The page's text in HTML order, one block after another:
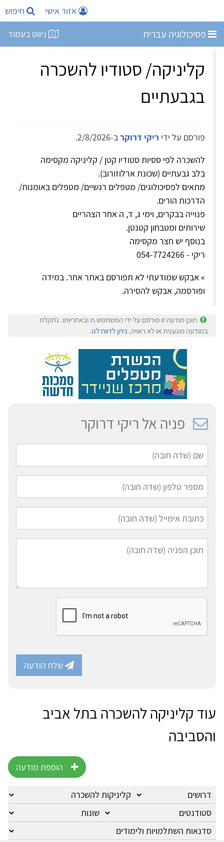
אזור אישי חיפוש
פסיכולוגיה עברית ניווט בעמוד
קליניקה/ סטודיו להשכרה
בגבעתיים
פורסם על ידי ריקי דרוקרב-2/8/2026.
להשכרה לפי ססיות סטודיו קטן / קליניקה מקסימה
בלב גבעתיים (שכונת ארלוזורוב).
מתאים לפסיכולוגים/ מטפלים רגשיים/ מטפלים באומנות/
הדרכות הורים.
פנוייה בבקרים, וימי ג, ד, ה אחר הצהריים
שירותים ומטבחון קטנטן.
בנוסף יש חצר מקסימה
ריקי - 054-7724266
» אבקש שמודעתי לא תפורסם באתר אחר. במידה
ופורסמה, אבקש להסירה.
תוכן מודעה זו פורסם על ידי המשתמש.ת ובאחריותו. נתקלת
במודעה פוגענית או לא ראויה, ניתן לדווח לנו.
פניה אל ריקי דרוקר
שלח הודעה
עוד קליניקה להשכרה בתל אביב
והסביבה
הוספת מודעה